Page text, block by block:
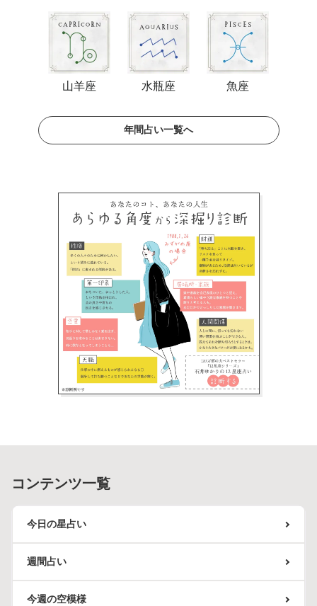
山羊座 水瓶座 魚座
年間占い一覧へ
コンテンツ一覧
今日の星占い
週間占い
今週の空模様